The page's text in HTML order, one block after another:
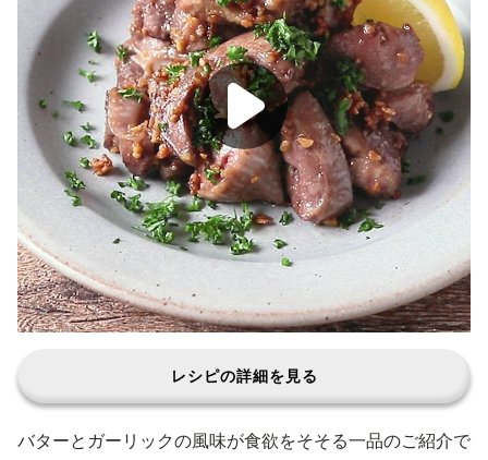
レシピの詳細を見る
バターとガーリックの風味が食欲をそそる一品のご紹介で